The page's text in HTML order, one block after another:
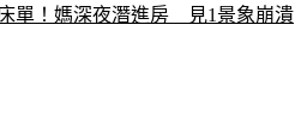
單！媽深夜潛進房　見1景象崩潰